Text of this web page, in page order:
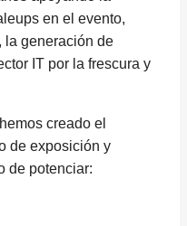
en el evento,
la generación de
IT por la frescura y
hemos creado el
de exposición y
de potenciar: